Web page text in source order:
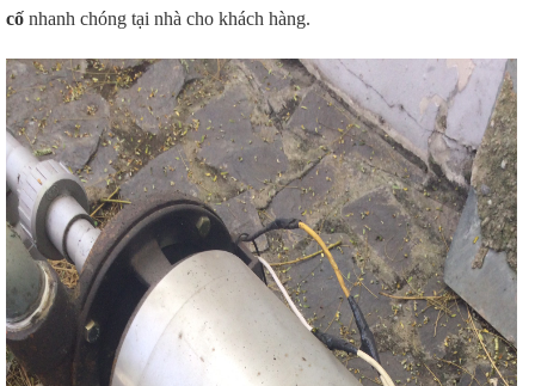
cố nhanh chóng tại nhà cho khách hàng.